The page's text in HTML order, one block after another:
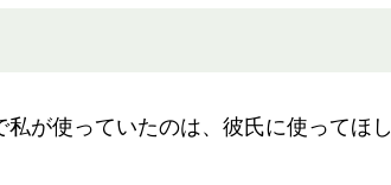
が使っていたのは、彼氏に使ってほし